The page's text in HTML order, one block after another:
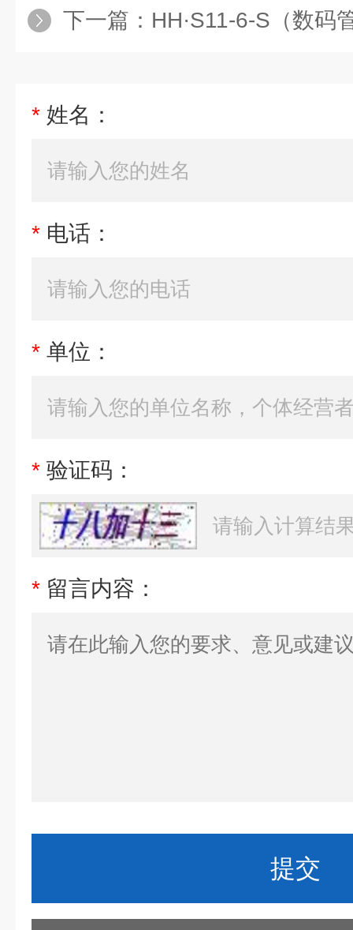
下一篇： HH·S11-6-S（数码管
* 姓名：
* 电话：
* 单位：
* 验证码：
* 留言内容：